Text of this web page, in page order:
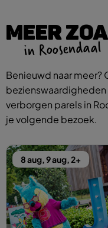
MEER
in Roosendaal
Benieuwd naar
bezienswaardigheden
verborgen parels in
je volgende bezoek.
8 aug, 9 aug, 2+